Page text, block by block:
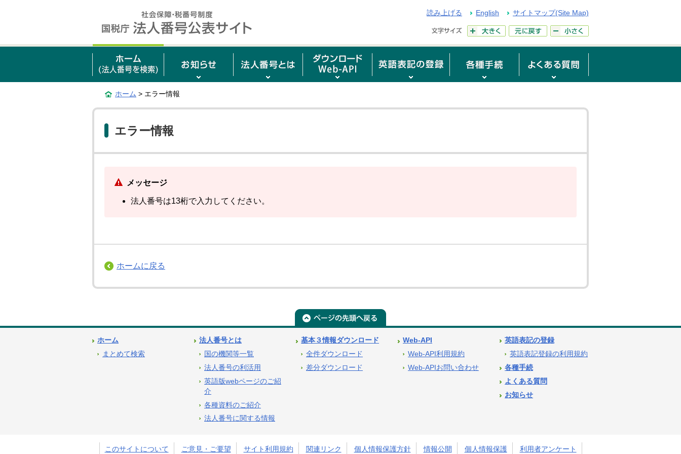
読み上げる English サイトマップ(Site Map)
ホーム > エラー情報
エラー情報
メッセージ
法人番号は13桁で入力してください。
ホームに戻る
ホーム
まとめて検索
法人番号とは
国の機関等一覧
法人番号の利活用
英語版webページのご紹
介
各種資料のご紹介
法人番号に関する情報
基本３情報ダウンロード
全件ダウンロード
差分ダウンロード
Web-API
Web-API利用規約
Web-APIお問い合わせ
英語表記の登録
英語表記登録の利用規約
各種手続
よくある質問
お知らせ
このサイトについて ご意見・ご要望 サイト利用規約 関連リンク 個人情報保護方針 情報公開 個人情報保護 利用者アンケート